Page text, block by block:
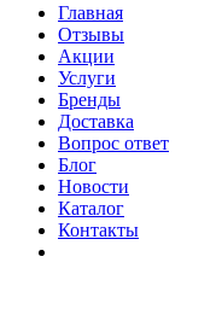
Главная
Отзывы
Акции
Услуги
Бренды
Доставка
Вопрос ответ
Блог
Новости
Каталог
Контакты